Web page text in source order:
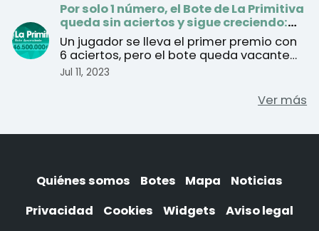
Por solo 1 número, el Bote de La Primitiva
queda sin aciertos y sigue creciendo:
46.5 millones de euros para el sorteo del
jueves
Un jugador se lleva el primer premio con
6 aciertos, pero el bote queda vacante
por falta del Re ...
Jul 11, 2023
Ver más
Quiénes somos Botes Mapa
Noticias
Privacidad
Cookies Widgets Aviso legal